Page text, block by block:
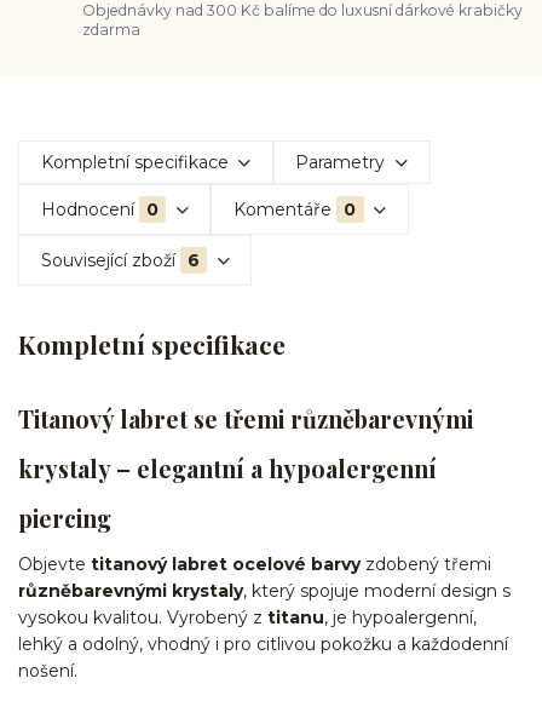
Objednávky nad 300 Kč balíme do luxusní dárkové krabičky
zdarma
Kompletní specifikace Parametry
Hodnocení 0 Komentáře 0
Související zboží 6
Kompletní specifikace
Titanový labret se třemi různěbarevnými
krystaly – elegantní a hypoalergenní
piercing
Objevte titanový labret ocelové barvyzdobený třemi
různěbarevnými krystaly, který spojuje moderní design s
vysokou kvalitou. Vyrobený z titanu, je hypoalergenní,
lehký a odolný, vhodný i pro citlivou pokožku a každodenní
nošení.